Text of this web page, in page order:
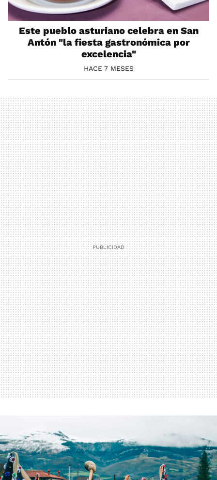
Este pueblo asturiano celebra en San
Antón "la fiesta gastronómica por
excelencia"
HACE 7 MESES